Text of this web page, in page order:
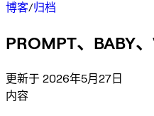
博客/归档
PROMPT、BABY
更新于 2026年5月27日
内容